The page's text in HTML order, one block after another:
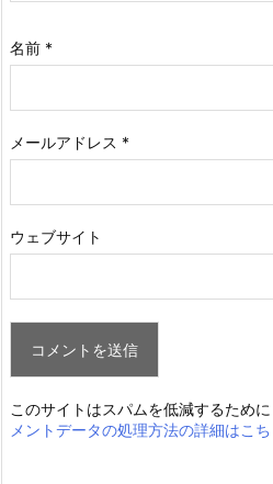
名前 *
メールアドレス *
ウェブサイト
このサイトはスパムを低減するため
メントデータの処理方法の詳細はこ